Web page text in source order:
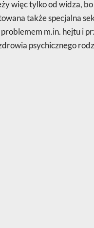
więc tylko od widza,
także specjalna
m.in. hejtu i
psychicznego